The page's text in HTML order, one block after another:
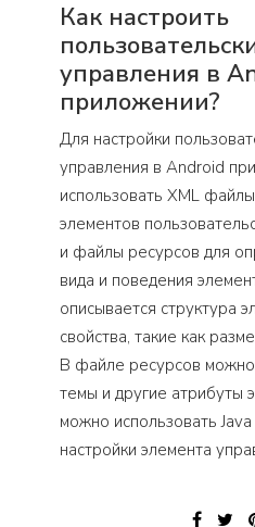
Как настроить
управления в
приложении?
Для настройки
управления в Android
использовать XML
элементов
и файлы ресурсов для
вида и поведения
описывается структура
свойства, такие как
В файле ресурсов можно
темы и другие атрибуты
можно использовать
настройки элемента